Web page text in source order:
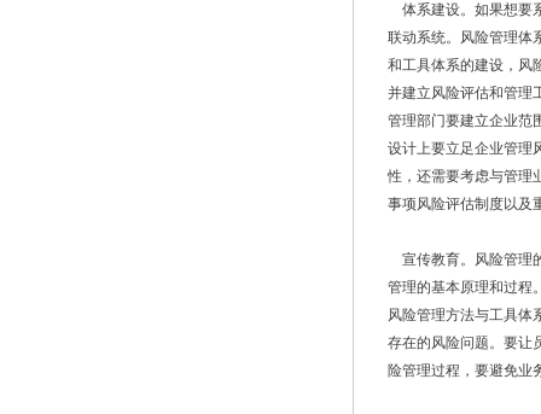
体系建设。如果想要
联动系统。风险管理体
和工具体系的建设，风
并建立风险评估和管理
管理部门要建立企业范
设计上要立足企业管理
性，还需要考虑与管理
事项风险评估制度以及
宣传教育。风险管理
管理的基本原理和过程
风险管理方法与工具体
存在的风险问题。要让
险管理过程，要避免业